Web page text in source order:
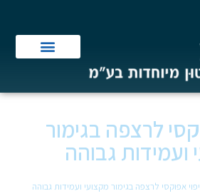
לרצפה בגימור
ועמידות גבוהה
אפוקסי לרצפה בגימור מקצועי ועמידות גבוהה